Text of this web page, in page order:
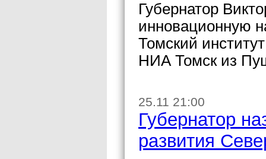
Губернатор
инновационную
Томский
НИА Томск из
25.11 21:00
Губернатор
развития